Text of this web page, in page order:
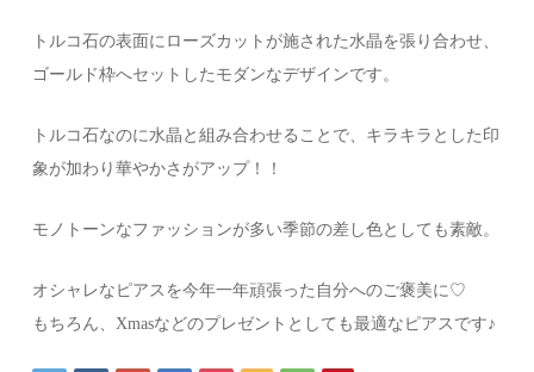
トルコ石の表面にローズカットが施された水晶を張り合わせ、
ゴールド枠へセットしたモダンなデザインです。
トルコ石なのに水晶と組み合わせることで、キラキラとした印
象が加わり華やかさがアップ！！
モノトーンなファッションが多い季節の差し色としても素敵。
オシャレなピアスを今年一年頑張った自分へのご褒美に♡
もちろん、Xmasなどのプレゼントとしても最適なピアスです♪